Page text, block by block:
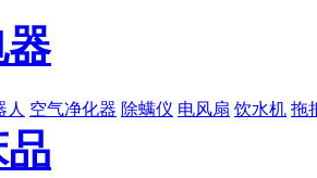
人 空气净化器 除螨仪 电风扇 饮水机 拖